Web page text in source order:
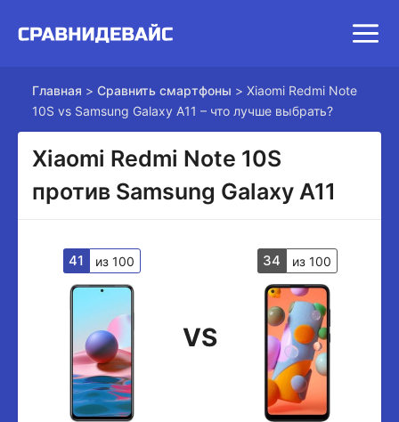
Главная > Сравнить смартфоны > Xiaomi Redmi Note
10S vs Samsung Galaxy A11 – что лучше выбрать?
Xiaomi Redmi Note 10S
против Samsung Galaxy A11
41 из 100
VS
34 из 100